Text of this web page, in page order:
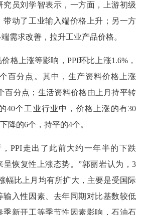
究员刘学智表示，一方面，上游初级
带动了工业输入端价格上升；另一方
需求改善，拉升工业产品价格。
格上涨等影响，PPI环比上涨1.6%，
百分点。其中，生产资料价格上涨
百分点；生活资料价格由上月持平转
40个工业行业中，价格上涨的有30
降的6个，持平的4个。
PPI走出了此前大约一年半的下跌
呈恢复性上涨态势。”郭丽岩认为，3
幅比上月均有所扩大，主要是受国际
输入性因素、去年同期对比基数较低
季新开工等季节性因素影响，石油石